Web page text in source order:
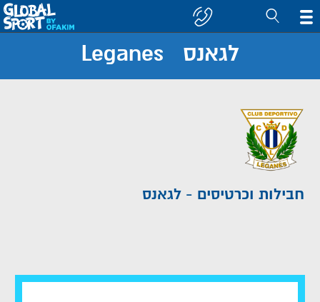
קבוצה/יעד
לגאנס Leganes
חבילות וכרטיסים - לגאנס